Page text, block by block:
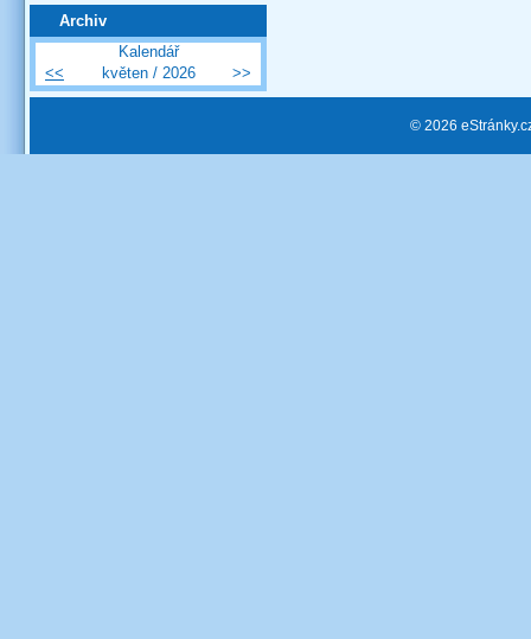
Archiv
Kalendář
<<
květen / 2026 >>
© 2026